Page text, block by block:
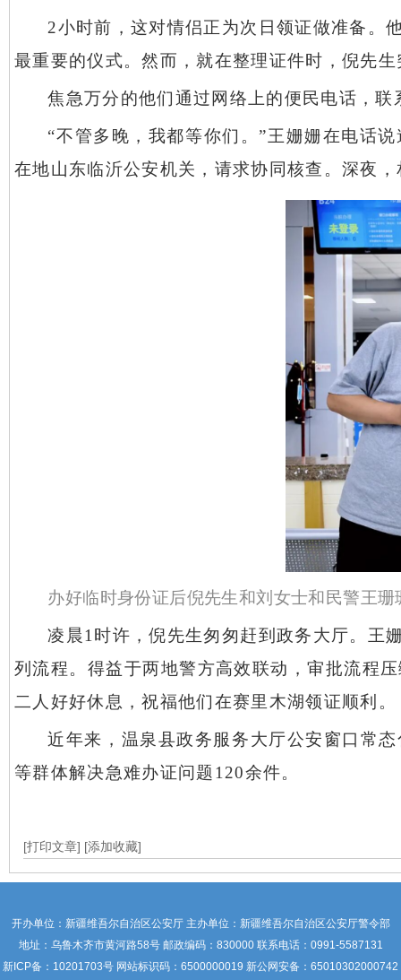
2小时前，这对情侣正为次日领证做准备。
最重要的仪式。然而，就在整理证件时，倪先
焦急万分的他们通过网络上的便民电话，
“不管多晚，我都等你们。”王姗姗在电话
在地山东临沂公安机关，请求协同核查。深夜
办好临时身份证后倪先生和刘女士和民警王
凌晨1时许，倪先生匆匆赶到政务大厅。王
列流程。得益于两地警方高效联动，审批流程
二人好好休息，祝福他们在赛里木湖领证顺利。
近年来，温泉县政务服务大厅公安窗口常
等群体解决急难办证问题120余件。
[打印文章] [添加收藏]
开办单位：新疆维吾尔自治区公安厅 主办单位：新疆维吾尔自治区公安厅警令部
地址：乌鲁木齐市黄河路58号 邮政编码：830000 联系电话：0991-5587131
新ICP备： 10201703号 网站标识码：6500000019 新公网安备：65010302000742